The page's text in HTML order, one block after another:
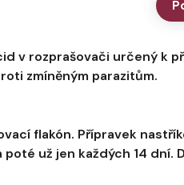
v rozprašovači určený k
zmíněným parazitům.
flakón. Přípravek
už jen každých 14